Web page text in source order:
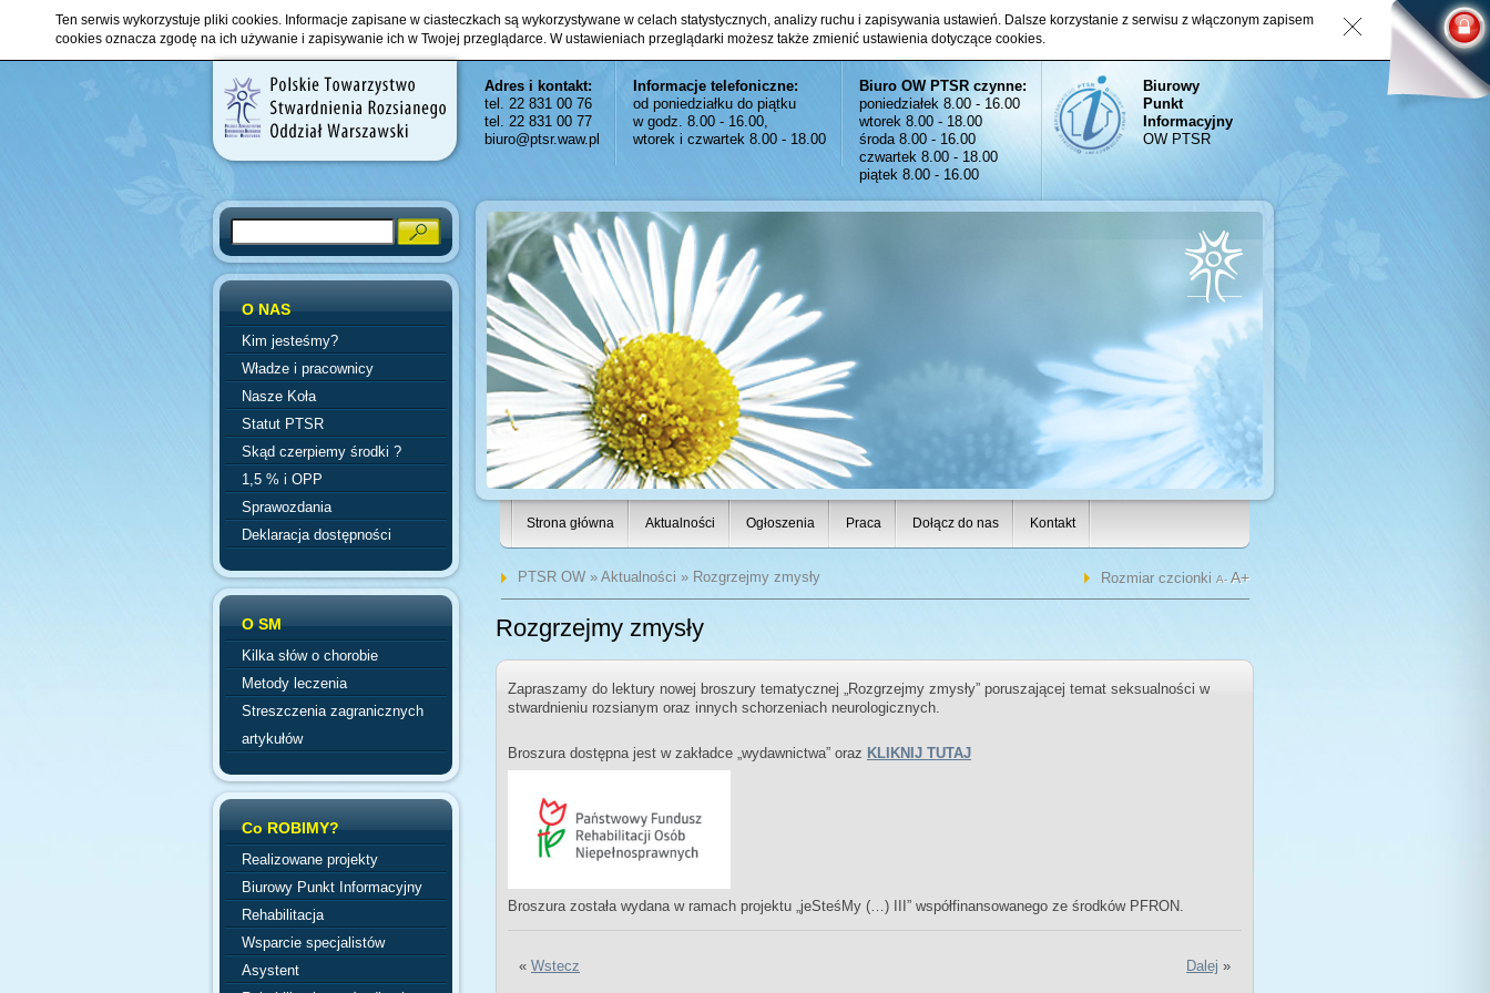
Ten serwis wykorzystuje pliki cookies. Informacje zapisane w ciasteczkach są wykorzystywane w celach statystycznych, analizy ruchu i zapisywania ustawień. Dalsze korzystanie z serwisu z włączonym zapisem
cookies oznacza zgodę na ich używanie i zapisywanie ich w Twojej przeglądarce. W ustawieniach przeglądarki możesz także zmienić ustawienia dotyczące cookies.
Adres i kontakt:
tel. 22 831 00 76
tel. 22 831 00 77
biuro@ptsr.waw.pl
Informacje telefoniczne:
od poniedziałku do piątku
w godz. 8.00 - 16.00,
wtorek i czwartek 8.00 - 18.00
Biuro OW PTSR czynne:
poniedziałek 8.00 - 16.00
wtorek 8.00 - 18.00
środa 8.00 - 16.00
czwartek 8.00 - 18.00
piątek 8.00 - 16.00
Biurowy
Punkt
Informacyjny
OW PTSR
Search
O NAS
Kim jesteśmy?
Władze i pracownicy
Nasze Koła
Statut PTSR
Skąd czerpiemy środki ?
1,5 % i OPP
Sprawozdania
Deklaracja dostępności
O SM
Kilka słów o chorobie
Metody leczenia
Streszczenia zagranicznych
artykułów
Co ROBIMY?
Realizowane projekty
Biurowy Punkt Informacyjny
Rehabilitacja
Wsparcie specjalistów
Asystent
Strona główna Aktualności Ogłoszenia Praca Dołącz do nas Kontakt
PTSR OW» Aktualności » Rozgrzejmy zmysły Rozmiar czcionki A-A+
Rozgrzejmy zmysły
Zapraszamy do lektury nowej broszury tematycznej „Rozgrzejmy zmysły” poruszającej temat seksualności w
stwardnieniu rozsianym oraz innych schorzeniach neurologicznych.
Broszura dostępna jest w zakładce „wydawnictwa” oraz KLIKNIJ TUTAJ
Broszura została wydana w ramach projektu „jeSteśMy (…) III” współfinansowanego ze środków PFRON.
« Wstecz Dalej »